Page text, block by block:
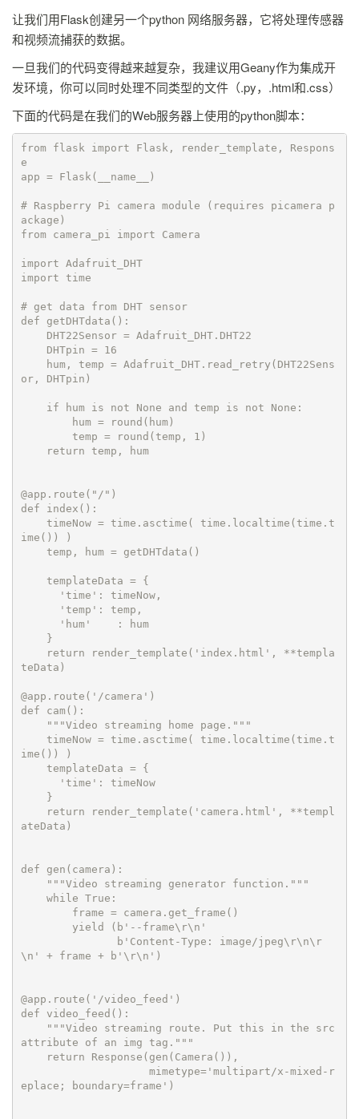
让我们用Flask创建另一个python 网络服务器，它将处理传感器
和视频流捕获的数据。
一旦我们的代码变得越来越复杂，我建议用Geany作为集成开
发环境，你可以同时处理不同类型的文件（.py，.html和.css）
下面的代码是在我们的Web服务器上使用的python脚本：
from flask import Flask, render_template, Respons
e
app = Flask(__name__)
# Raspberry Pi camera module (requires picamera p
ackage)
from camera_pi import Camera
import Adafruit_DHT
import time
# get data from DHT sensor
def getDHTdata():
or, DHTpin)
@app.route("/")
def index():
ime()) )
teData)
@app.route('/camera')
def cam():
ime()) )
ateData)
def gen(camera):
\n' + frame + b'\r\n')
@app.route('/video_feed')
def video_feed():
attribute of an img tag."""
eplace; boundary=frame')